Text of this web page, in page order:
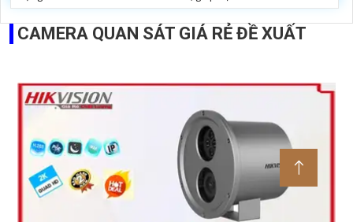
CAMERA QUAN SÁT GIÁ RẺ ĐỀ XUẤT